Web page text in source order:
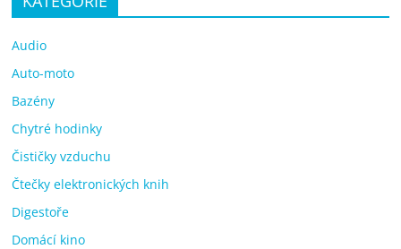
Audio
Auto-moto
Bazény
Chytré hodinky
Čističky vzduchu
Čtečky elektronických knih
Digestoře
Domácí kino